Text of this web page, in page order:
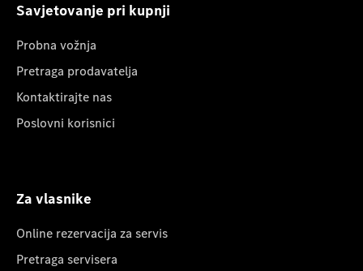
Savjetovanje pri kupnji
Probna vožnja
Pretraga prodavatelja
Kontaktirajte nas
Poslovni korisnici
Za vlasnike
Online rezervacija za servis
Pretraga servisera